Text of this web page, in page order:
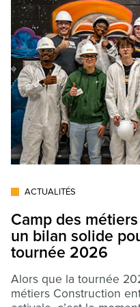
ACTUALITÉS
Camp des
un bilan solide
tournée 2026
Alors que la tournée
métiers Construction